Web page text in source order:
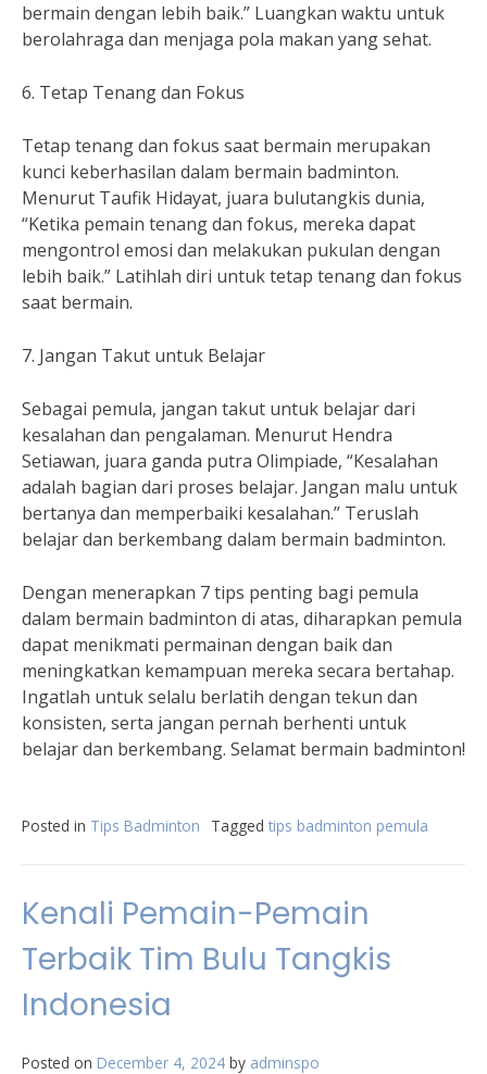
bermain dengan lebih baik.” Luangkan waktu untuk
berolahraga dan menjaga pola makan yang sehat.
6. Tetap Tenang dan Fokus
Tetap tenang dan fokus saat bermain merupakan
kunci keberhasilan dalam bermain badminton.
Menurut Taufik Hidayat, juara bulutangkis dunia,
“Ketika pemain tenang dan fokus, mereka dapat
mengontrol emosi dan melakukan pukulan dengan
lebih baik.” Latihlah diri untuk tetap tenang dan fokus
saat bermain.
7. Jangan Takut untuk Belajar
Sebagai pemula, jangan takut untuk belajar dari
kesalahan dan pengalaman. Menurut Hendra
Setiawan, juara ganda putra Olimpiade, “Kesalahan
adalah bagian dari proses belajar. Jangan malu untuk
bertanya dan memperbaiki kesalahan.” Teruslah
belajar dan berkembang dalam bermain badminton.
Dengan menerapkan 7 tips penting bagi pemula
dalam bermain badminton di atas, diharapkan pemula
dapat menikmati permainan dengan baik dan
meningkatkan kemampuan mereka secara bertahap.
Ingatlah untuk selalu berlatih dengan tekun dan
konsisten, serta jangan pernah berhenti untuk
belajar dan berkembang. Selamat bermain badminton!
Posted in Tips Badminton Tagged tips badminton pemula
Kenali Pemain-Pemain
Terbaik Tim Bulu Tangkis
Indonesia
Posted on December 4, 2024 by adminspo